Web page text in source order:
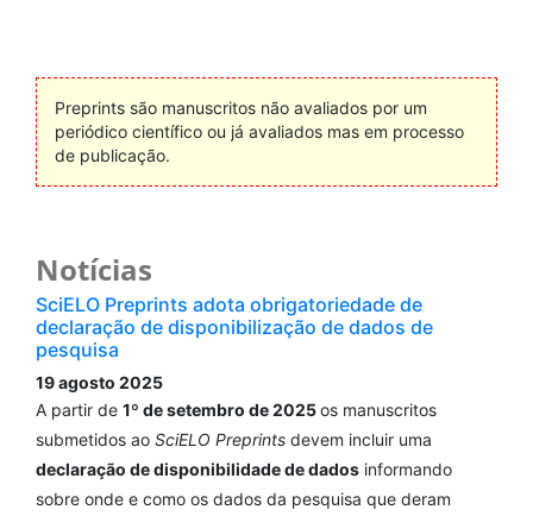
Preprints são manuscritos não avaliados por um
periódico científico ou já avaliados mas em processo
de publicação.
Notícias
SciELO Preprints adota obrigatoriedade de
declaração de disponibilização de dados de
pesquisa
19 agosto 2025
A partir de 1º de setembro de 2025os manuscritos
submetidos ao SciELO Preprints devem incluir uma
declaração de disponibilidade de dados informando
sobre onde e como os dados da pesquisa que deram